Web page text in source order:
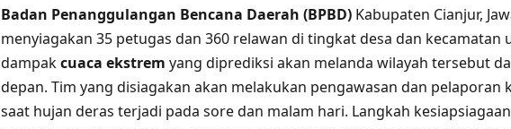
Badan Penanggulangan Bencana Daerah (BPBD) Kabupaten Cianjur,
menyiagakan 35 petugas dan 360 relawan di tingkat desa dan kecamatan
dampakcuaca ekstrem yang diprediksi akan melanda wilayah tersebut
depan. Tim yang disiagakan akan melakukan pengawasan dan pelaporan
saat hujan deras terjadi pada sore dan malam hari. Langkah